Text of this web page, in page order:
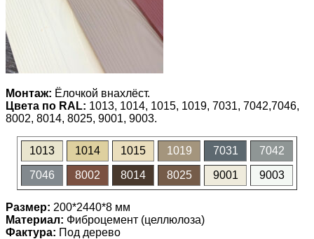
Монтаж: Ёлочкой внахлёст.
Цвета по RAL: 1013, 1014, 1015, 1019, 7031, 7042,7046,
8002, 8014, 8025, 9001, 9003.
1013 1014 1015 1019 7031 7042
7046 8002 8014 8025 9001 9003
Размер: 200*2440*8 мм
Материал: Фиброцемент (целлюлоза)
Фактура: Под дерево